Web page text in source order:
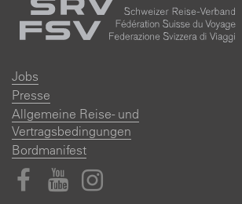
Jobs
Presse
Allgemeine Reise- und
Vertragsbedingungen
Bordmanifest